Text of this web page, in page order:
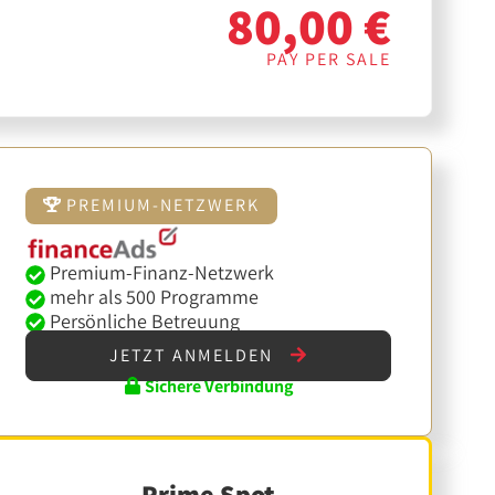
80,00 €
PAY PER SALE
PREMIUM-NETZWERK
Premium-Finanz-Netzwerk
mehr als 500 Programme
Persönliche Betreuung
JETZT ANMELDEN
Sichere Verbindung